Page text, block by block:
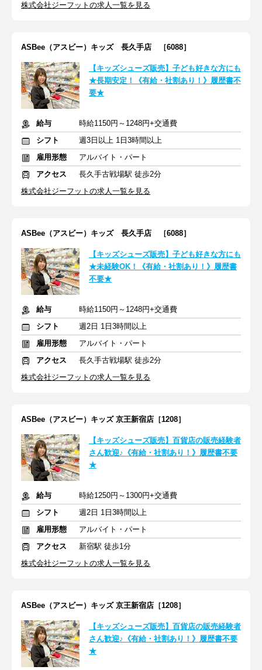
株式会社ジーフットの求人一覧を見る
ASBee（アスビー）キッズ 長久手店 ［6088］
【キッズシューズ販売】子ども好きな方にも
★長期安定！《有給・社割あり！》履歴書不
要★
給与
時給1150円～1248円+交通費
シフト
週3日以上 1日3時間以上
雇用形態
アルバイト・パート
アクセス
長久手古戦場駅 徒歩2分
株式会社ジーフットの求人一覧を見る
ASBee（アスビー）キッズ 長久手店 ［6088］
【キッズシューズ販売】子ども好きな方にも
★未経験OK！《有給・社割あり！》履歴書
不要★
給与
時給1150円～1248円+交通費
シフト
週2日 1日3時間以上
雇用形態
アルバイト・パート
アクセス
長久手古戦場駅 徒歩2分
株式会社ジーフットの求人一覧を見る
ASBee（アスビー）キッズ 京王新宿店［1208］
【キッズシューズ販売】百貨店の販売経験者
さん歓迎♪《有給・社割あり！》履歴書不要
★
給与
時給1250円～1300円+交通費
シフト
週2日 1日3時間以上
雇用形態
アルバイト・パート
アクセス
新宿駅 徒歩1分
株式会社ジーフットの求人一覧を見る
ASBee（アスビー）キッズ 京王新宿店［1208］
【キッズシューズ販売】百貨店の販売経験者
さん歓迎♪《有給・社割あり！》履歴書不要
★